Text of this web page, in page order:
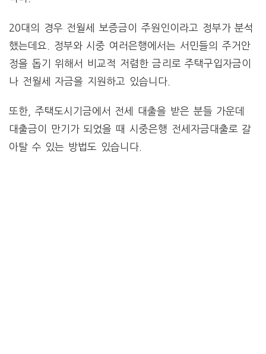
20대의 경우 전월세 보증금이 주원인이라고 정부가 분석
했는데요. 정부와 시중 여러은행에서는 서민들의 주거안
정을 돕기 위해서 비교적 저렴한 금리로 주택구입자금이
나 전월세 자금을 지원하고 있습니다.
또한, 주택도시기금에서 전세 대출을 받은 분들 가운데
대출금이 만기가 되었을 때 시중은행 전세자금대출로 갈
아탈 수 있는 방법도 있습니다.